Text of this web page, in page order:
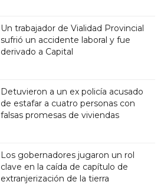
Un trabajador de Vialidad Provincial
sufrió un accidente laboral y fue
derivado a Capital
Detuvieron a un ex policía acusado
de estafar a cuatro personas con
falsas promesas de viviendas
Los gobernadores jugaron un rol
clave en la caída de capítulo de
extranjerización de la tierra